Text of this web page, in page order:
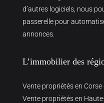
d’autres logiciels, nous
passerelle pour
annonces.
L’immobilier des
Vente propriétés en Corse
Vente propriétés en